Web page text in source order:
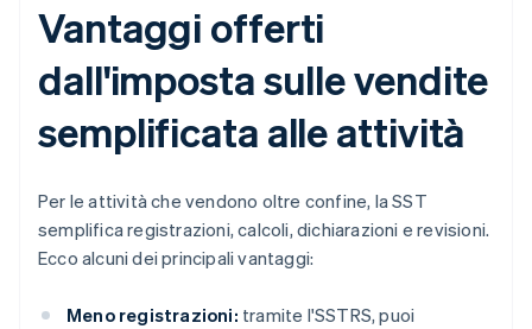
Vantaggi offerti
dall'imposta sulle vendite
semplificata alle attività
Per le attività che vendono oltre confine, la SST
semplifica registrazioni, calcoli, dichiarazioni e revisioni.
Ecco alcuni dei principali vantaggi:
Meno registrazioni: tramite l'SSTRS, puoi